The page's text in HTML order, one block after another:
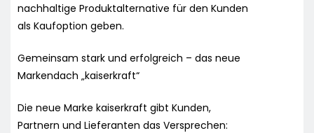
nachhaltige Produktalternative für den Kunden
als Kaufoption geben.
Gemeinsam stark und erfolgreich – das neue
Markendach „kaiserkraft“
Die neue Marke kaiserkraft gibt Kunden,
Partnern und Lieferanten das Versprechen: